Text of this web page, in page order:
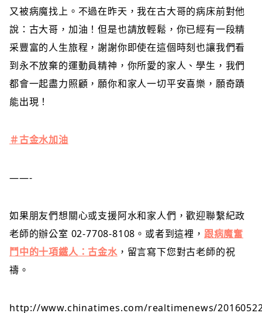
又被病魔找上。不過在昨天，我在古大哥的病床前對他
說：古大哥，加油！但是也請放輕鬆，你已經有一段精
采豐富的人生旅程，謝謝你即使在這個時刻也讓我們看
到永不放棄的運動員精神，你所愛的家人、學生，我們
都會一起盡力照顧，願你和家人一切平安喜樂，願奇蹟
能出現！
＃古金水加油
——-
如果朋友們想關心或支援阿水和家人們，歡迎聯繫紀政
老師的辦公室 02-7708-8108。或者到這裡， 跟病魔奮
鬥中的十項鐵人：古金水，留言寫下您對古老師的祝
禱。
http://www.chinatimes.com/realtimenews/